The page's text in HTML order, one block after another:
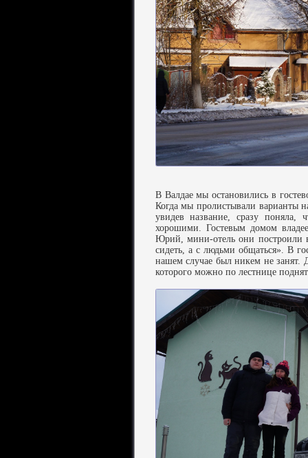
В Валдае мы остановились в
Когда мы пролистывали варианты
увидев название, сразу
хорошими. Гостевым домом
Юрий, мини-отель они построили
сидеть, а с людьми общаться». В
нашем случае был никем не
которого можно по лестнице